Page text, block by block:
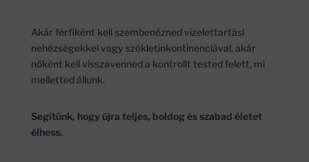
Akár férfiként kell szembenézned vizelettartási
nehézségekkel vagy székletinkontinenciával, akár
nőként kell visszavenned a kontrollt tested felett, mi
melletted állunk.
Segítünk, hogy újra teljes, boldog és szabad életet
élhess.